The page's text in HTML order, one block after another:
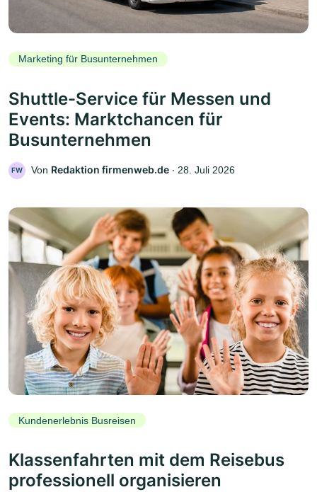
Marketing für Busunternehmen
Shuttle-Service für Messen und
Events: Marktchancen für
Busunternehmen
FW Von Redaktion firmenweb.de ‧ 28. Juli 2026
Kundenerlebnis Busreisen
Klassenfahrten mit dem Reisebus
professionell organisieren